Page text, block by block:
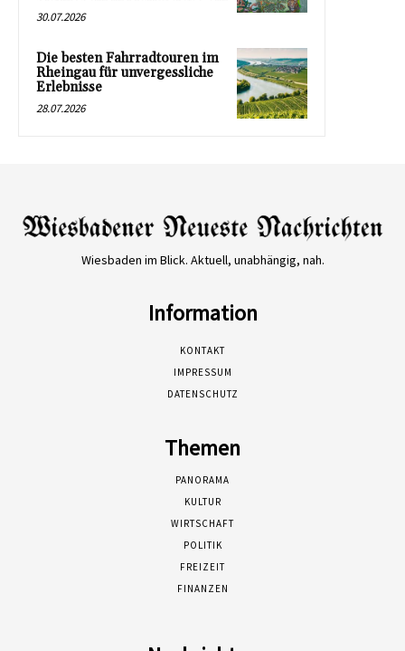
30.07.2026
Die besten Fahrradtouren im
Rheingau für unvergessliche
Erlebnisse
28.07.2026
Wiesbaden im Blick. Aktuell, unabhängig, nah.
Information
KONTAKT
IMPRESSUM
DATENSCHUTZ
Themen
PANORAMA
KULTUR
WIRTSCHAFT
POLITIK
FREIZEIT
FINANZEN